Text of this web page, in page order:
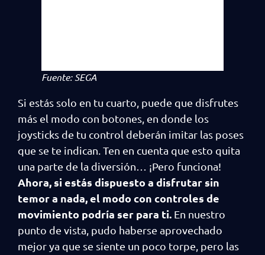
Fuente: SEGA
Si estás solo en tu cuarto, puede que disfrutes
más el modo con botones, en donde los
joysticks de tu control deberán imitar las poses
que se te indican. Ten en cuenta que esto quita
una parte de la diversión… ¡Pero funciona!
Ahora, si estás dispuesto a disfrutar sin
temor a nada, el modo con controles de
movimiento podría ser para ti. En nuestro
punto de vista, pudo haberse aprovechado
mejor ya que se siente un poco torpe, pero las